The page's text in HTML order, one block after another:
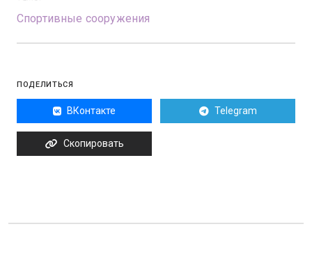
Спортивные сооружения
ПОДЕЛИТЬСЯ
ВКонтакте Telegram
Скопировать